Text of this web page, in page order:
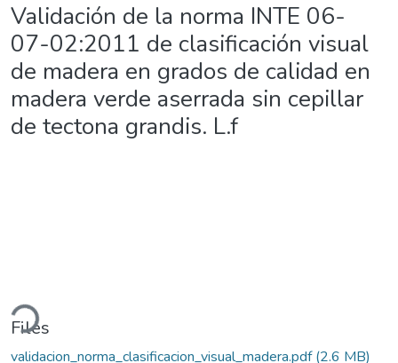
Validación de la norma INTE 06-
07-02:2011 de clasificación visual
de madera en grados de calidad en
madera verde aserrada sin cepillar
de tectona grandis. L.f
Files
validacion_norma_clasificacion_visual_madera.pdf(2.6 MB)